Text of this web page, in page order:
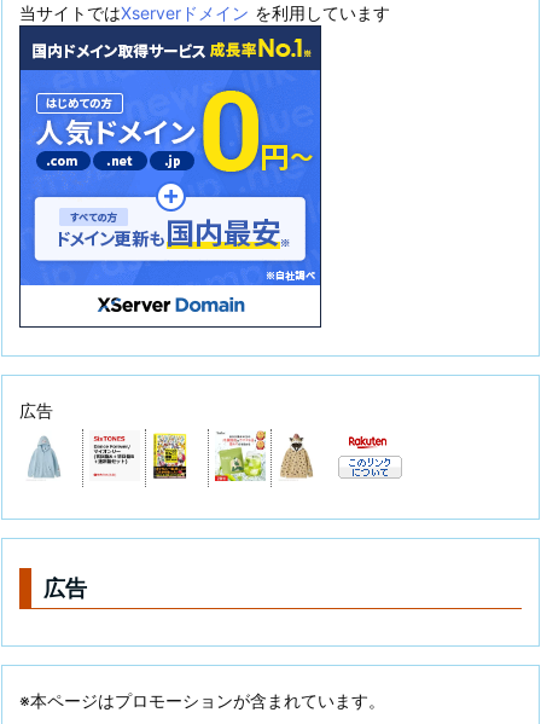
当サイトではXserverドメイン を利用しています
広告
広告
※本ページはプロモーションが含まれています。